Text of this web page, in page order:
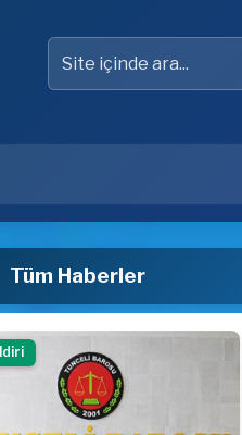
Site içinde ara
Tüm Haberler